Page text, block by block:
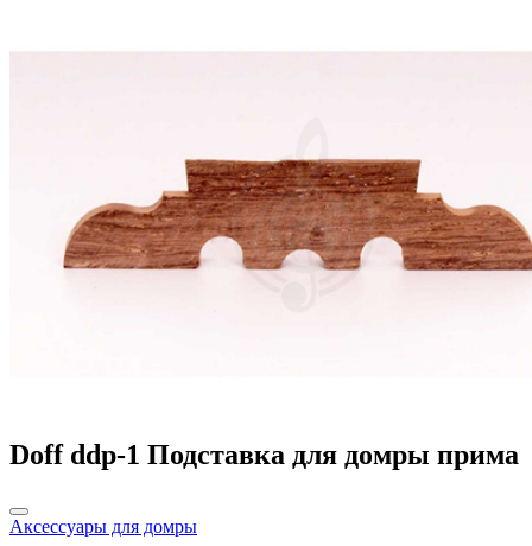
Doff ddp-1 Подставка для домры прима
Аксессуары для домры